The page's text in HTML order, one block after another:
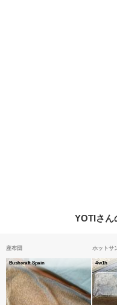
YOTIさん
座布団
Bushcraft Spain
ホットサ
4w1h